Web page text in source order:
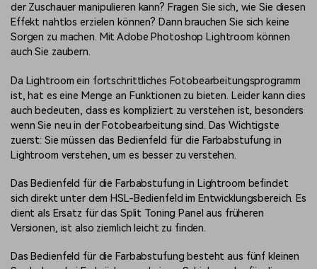
der Zuschauer manipulieren kann? Fragen Sie sich, wie Sie diesen
Effekt nahtlos erzielen können? Dann brauchen Sie sich keine
Sorgen zu machen. Mit Adobe Photoshop Lightroom können
auch Sie zaubern.
Da Lightroom ein fortschrittliches Fotobearbeitungsprogramm
ist, hat es eine Menge an Funktionen zu bieten. Leider kann dies
auch bedeuten, dass es kompliziert zu verstehen ist, besonders
wenn Sie neu in der Fotobearbeitung sind. Das Wichtigste
zuerst: Sie müssen das Bedienfeld für die Farbabstufung in
Lightroom verstehen, um es besser zu verstehen.
Das Bedienfeld für die Farbabstufung in Lightroom befindet
sich direkt unter dem HSL-Bedienfeld im Entwicklungsbereich. Es
dient als Ersatz für das Split Toning Panel aus früheren
Versionen, ist also ziemlich leicht zu finden.
Das Bedienfeld für die Farbabstufung besteht aus fünf kleinen